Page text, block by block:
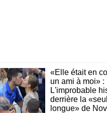
«Elle était en
un ami à moi» :
L'improbable
derrière la
longue» de